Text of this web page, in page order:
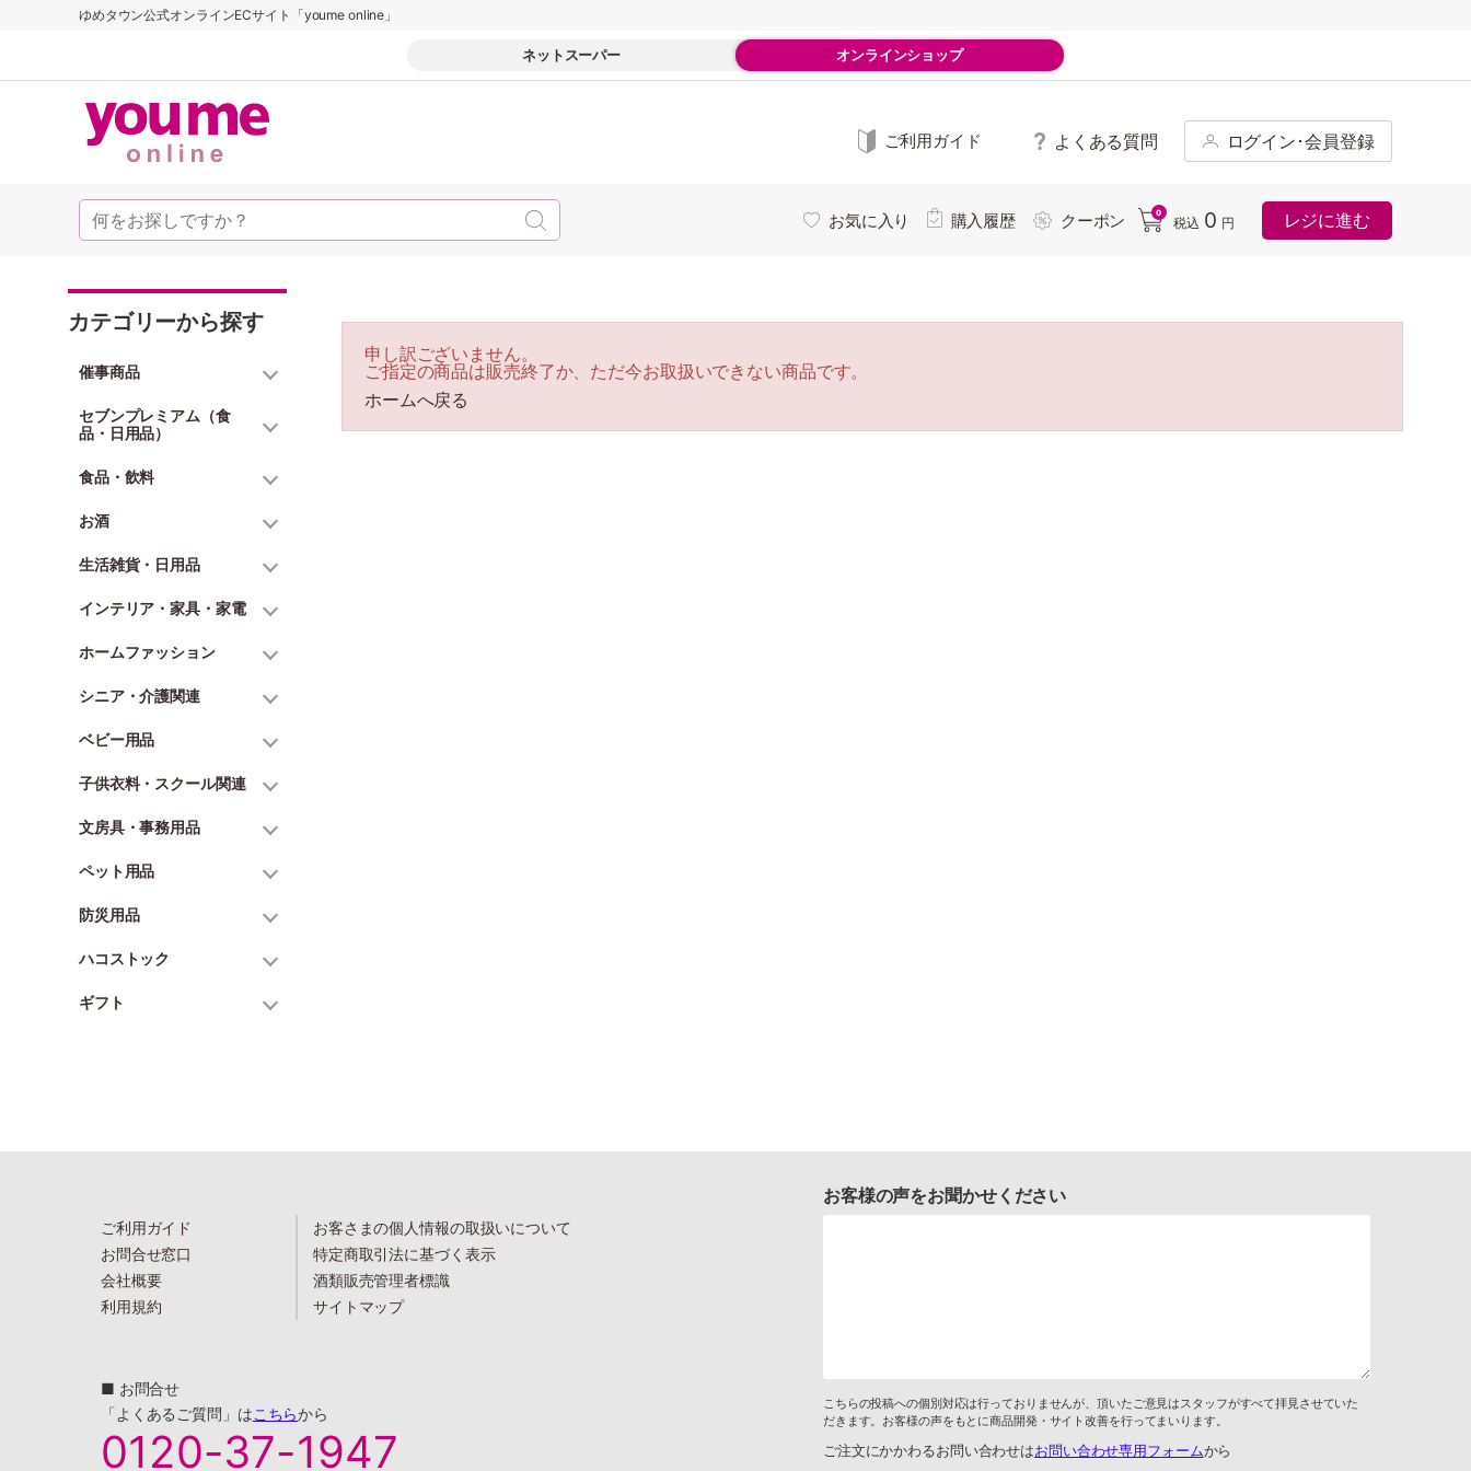
ゆめタウン公式オンラインECサイト「youme online」
ネットスーパー オンラインショップ
ご利用ガイド よくある質問 ログイン･会員登録
お気に入り 購入履歴 クーポン 0
税込 0 円 レジに進む
カテゴリーから探す
催事商品
セブンプレミアム（食
品・日用品）
食品・飲料
お酒
生活雑貨・日用品
インテリア・家具・家電
ホームファッション
シニア・介護関連
ベビー用品
子供衣料・スクール関連
文房具・事務用品
ペット用品
防災用品
ハコストック
ギフト
申し訳ございません。
ご指定の商品は販売終了か、ただ今お取扱いできない商品です。
ホームへ戻る
ご利用ガイド
お問合せ窓口
会社概要
利用規約
お客さまの個人情報の取扱いについて
特定商取引法に基づく表示
酒類販売管理者標識
サイトマップ
■ お問合せ
「よくあるご質問」はこちらから
0120-37-1947
お客様の声をお聞かせください
こちらの投稿への個別対応は行っておりませんが、頂いたご意見はスタッフがすべて拝見させていた
だきます。お客様の声をもとに商品開発・サイト改善を行ってまいります。
ご注文にかかわるお問い合わせはお問い合わせ専用フォームから